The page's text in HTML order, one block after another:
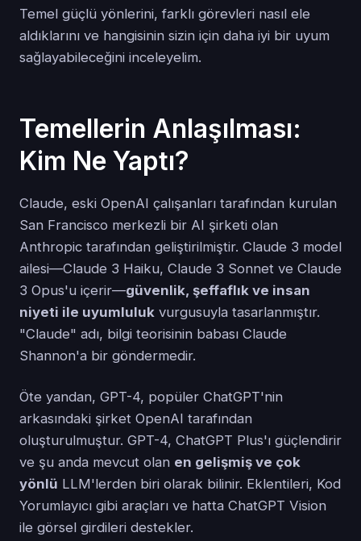
Temel güçlü yönlerini, farklı görevleri nasıl ele
aldıklarını ve hangisinin sizin için daha iyi bir uyum
sağlayabileceğini inceleyelim.
Temellerin Anlaşılması:
Kim Ne Yaptı?
Claude, eski OpenAI çalışanları tarafından kurulan
San Francisco merkezli bir AI şirketi olan
Anthropic tarafından geliştirilmiştir. Claude 3 model
ailesi—Claude 3 Haiku, Claude 3 Sonnet ve Claude
3 Opus'u içerir—güvenlik, şeffaflık ve insan
niyeti ile uyumluluk vurgusuyla tasarlanmıştır.
"Claude" adı, bilgi teorisinin babası Claude
Shannon'a bir göndermedir.
Öte yandan, GPT-4, popüler ChatGPT'nin
arkasındaki şirket OpenAI tarafından
oluşturulmuştur. GPT-4, ChatGPT Plus'ı güçlendirir
ve şu anda mevcut olan en gelişmiş ve çok
yönlü LLM'lerden biri olarak bilinir. Eklentileri, Kod
Yorumlayıcı gibi araçları ve hatta ChatGPT Vision
ile görsel girdileri destekler.